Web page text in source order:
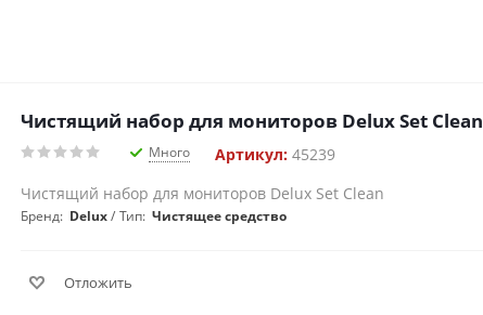
Чистящий набор для мониторов Delux Set Clean
Много Артикул: 45239
Чистящий набор для мониторов Delux Set Clean
Бренд: Delux Тип: Чистящее средство
Отложить